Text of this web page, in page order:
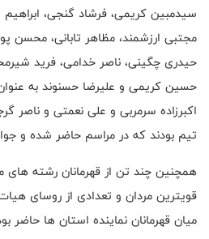
سیدمبین کریمی، فرشاد گنجی، ابراهیم
مجتبی ارزشمند، مظاهر تابانی، محسن
حیدری چگینی، ناصر خدامی، فرید
حسین کریمی و علیرضا حسنوند به
اکبرزاده سرمربی و علی نعمتی و ناصر
تیم بودند که در مراسم حاضر شده و
همچنین چند تن از قهرمانان رشته های
قویترین مردان و تعدادی از روسای
میان قهرمانان نماینده استان ها حاضر